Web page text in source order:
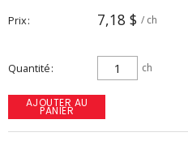
Prix 7,18 $ / ch
Quantité ch
AJOUTER AU
PANIER